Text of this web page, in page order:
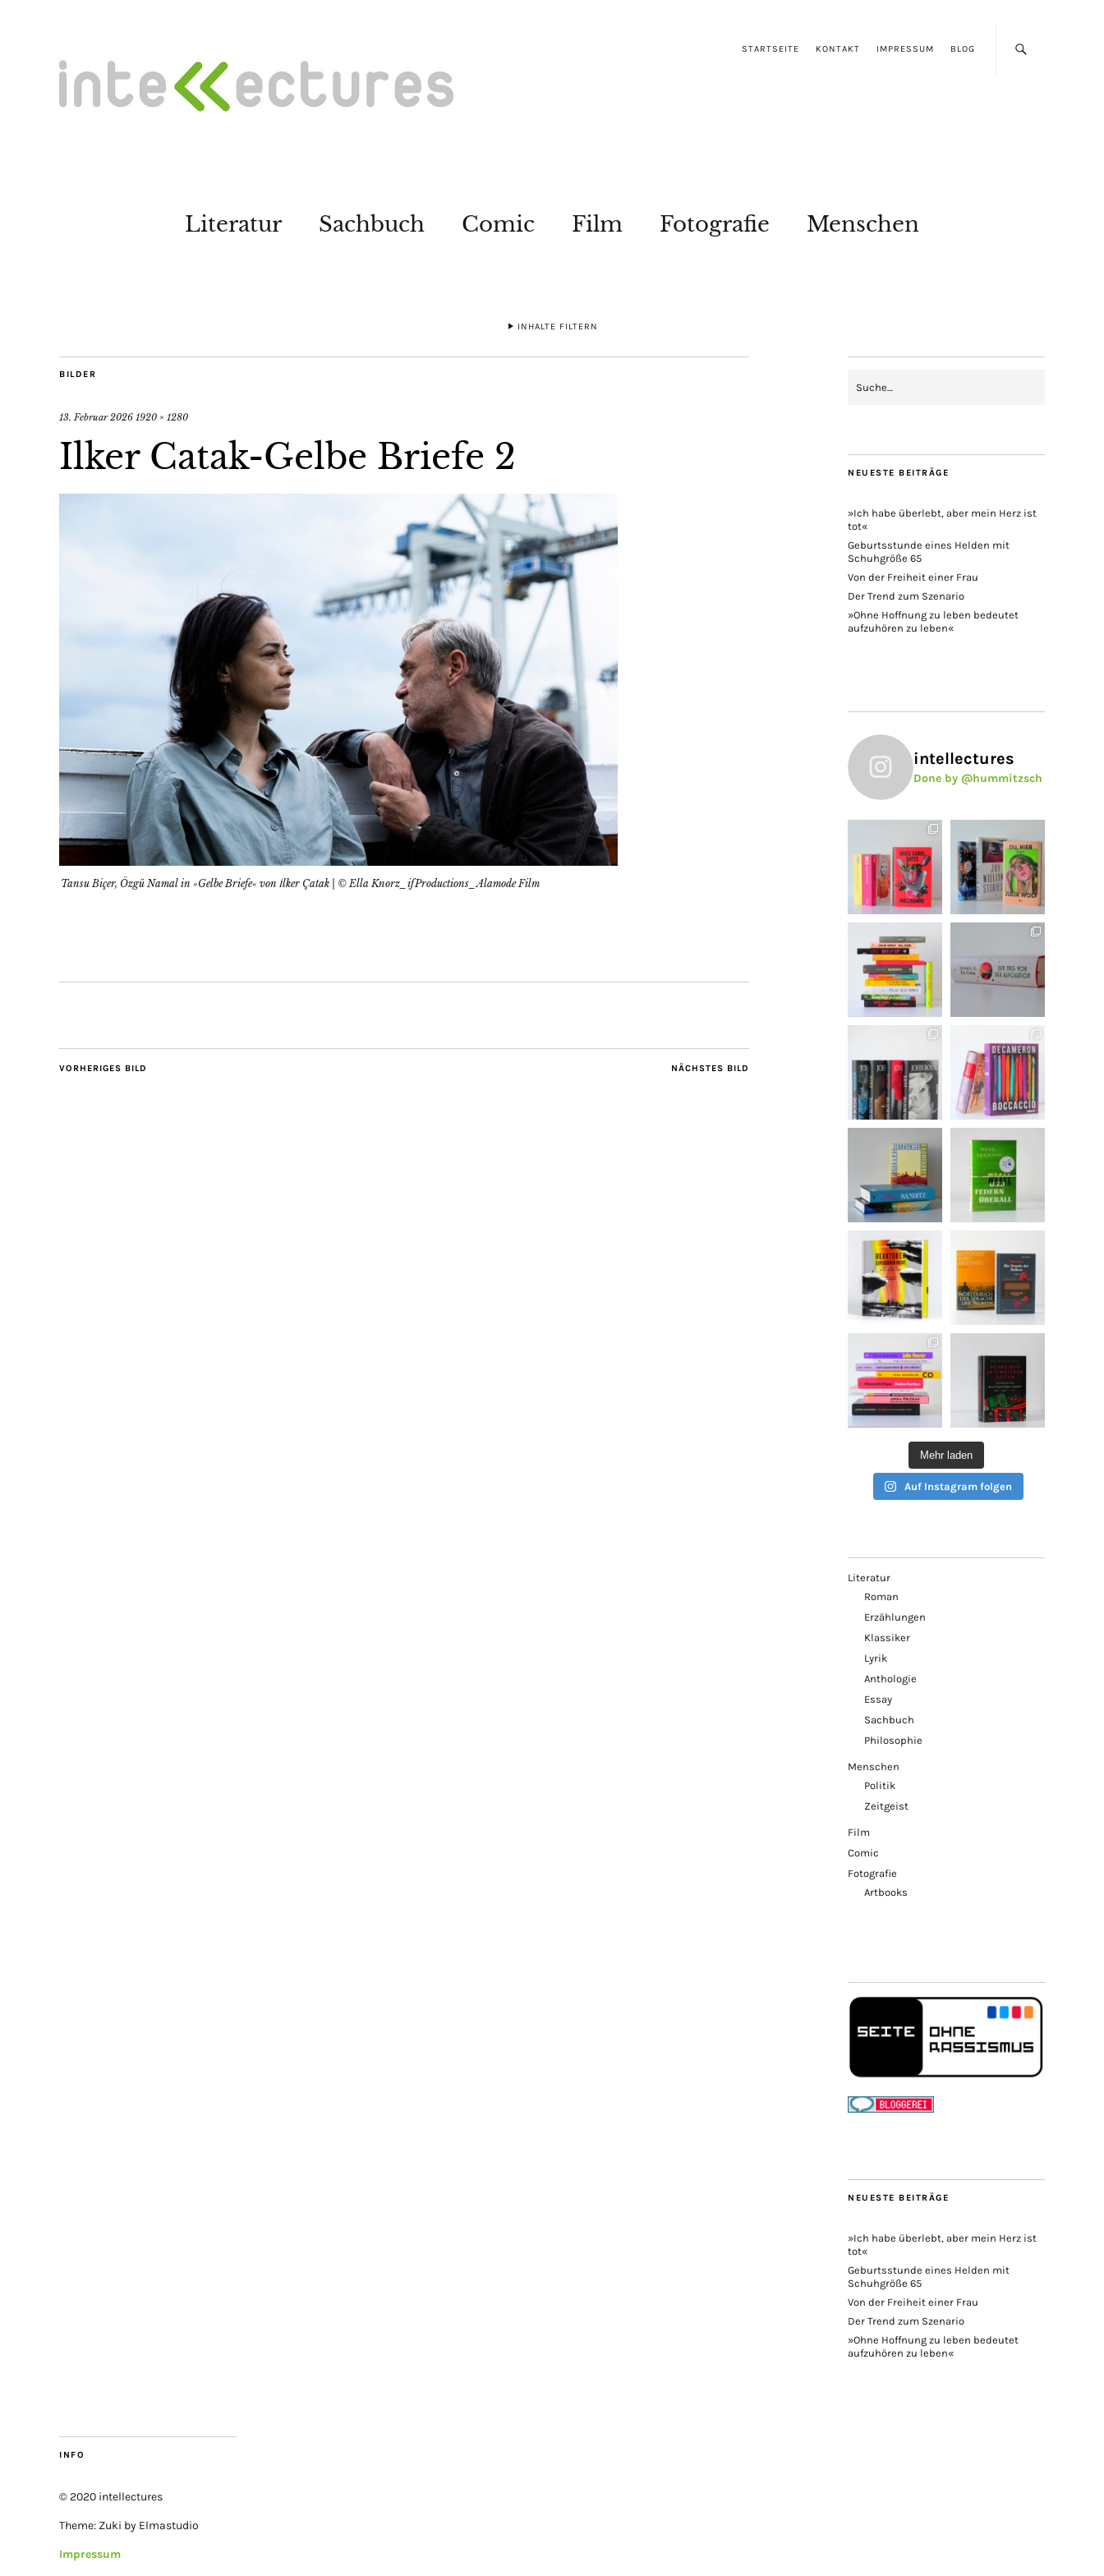
STARTSEITE KONTAKT IMPRESSUM BLOG
Literatur Sachbuch Comic Film Fotografie Menschen
INHALTE FILTERN
BILDER
13. Februar 2026 1920 × 1280
Ilker Catak-Gelbe Briefe 2
Tansu Biçer, Özgü Namal in »Gelbe Briefe« von İlker Çatak | © Ella Knorz_ifProductions_Alamode Film
NÄCHSTES BILD
VORHERIGES BILD
NEUESTE BEITRÄGE
»Ich habe überlebt, aber mein Herz ist
tot«
Geburtsstunde eines Helden mit
Schuhgröße 65
Von der Freiheit einer Frau
Der Trend zum Szenario
»Ohne Hoffnung zu leben bedeutet
aufzuhören zu leben«
intellectures
Done by @hummitzsch
Mehr laden
Auf Instagram folgen
Literatur
Roman
Erzählungen
Klassiker
Lyrik
Anthologie
Essay
Sachbuch
Philosophie
Menschen
Politik
Zeitgeist
Film
Comic
Fotografie
Artbooks
NEUESTE BEITRÄGE
»Ich habe überlebt, aber mein Herz ist
tot«
Geburtsstunde eines Helden mit
Schuhgröße 65
Von der Freiheit einer Frau
Der Trend zum Szenario
»Ohne Hoffnung zu leben bedeutet
aufzuhören zu leben«
INFO
© 2020 intellectures
Theme: Zuki by Elmastudio
Impressum